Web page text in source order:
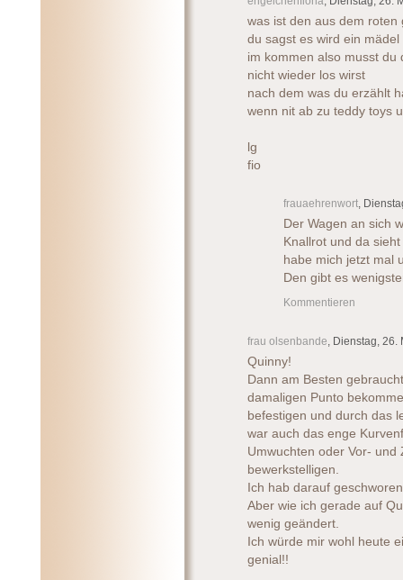
was ist den aus dem roten
du sagst es wird ein
im kommen also musst
nicht wieder los wirst
nach dem was du erzählt
wenn nit ab zu teddy toys
lg
fio
frauaehrenwort,
Der Wagen an sich
Knallrot und da
habe mich jetzt mal
Den gibt es
Kommentieren
frau olsenbande, Dienstag, 26.
Quinny!
Dann am Besten
damaligen Punto
befestigen und durch das
war auch das enge
Umwuchten oder Vor-
bewerkstelligen.
Ich hab darauf
Aber wie ich gerade auf
wenig geändert.
Ich würde mir wohl heute
genial!!